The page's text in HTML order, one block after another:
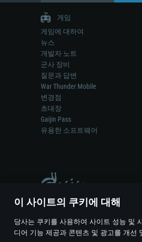
이 사이트의 쿠키에 대해
당사는 쿠키를 사용하여 사이트 성능 및
디어 기능 제공과 콘텐츠 및 광고를 개선
게임
게임에 대하여
뉴스
개발자 노트
군사 장비
질문과 답변
War Thunder Mobile
변경점
초대장
Gaijin Pass
유용한 소프트웨어
게임 에서 어떠한 현실의 무기
© 2011—2026 Gaijin Games Kft. All
이용 약관